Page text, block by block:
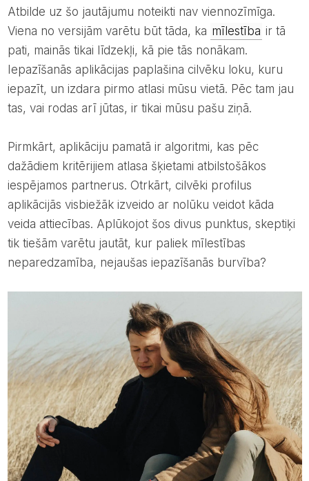
Atbilde uz šo jautājumu noteikti nav viennozīmīga.
Viena no versijām varētu būt tāda, ka mīlestība ir tā
pati, mainās tikai līdzekļi, kā pie tās nonākam.
Iepazīšanās aplikācijas paplašina cilvēku loku, kuru
iepazīt, un izdara pirmo atlasi mūsu vietā. Pēc tam jau
tas, vai rodas arī jūtas, ir tikai mūsu pašu ziņā.
Pirmkārt, aplikāciju pamatā ir algoritmi, kas pēc
dažādiem kritērijiem atlasa šķietami atbilstošākos
iespējamos partnerus. Otrkārt, cilvēki profilus
aplikācijās visbiežāk izveido ar nolūku veidot kāda
veida attiecības. Aplūkojot šos divus punktus, skeptiķi
tik tiešām varētu jautāt, kur paliek mīlestības
neparedzamība, nejaušas iepazīšanās burvība?